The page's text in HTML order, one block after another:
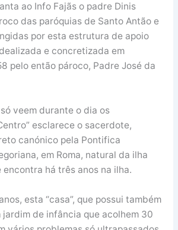
ao Info Fajãs o padre Dinis
das paróquias de Santo Antão e
por esta estrutura de apoio
e concretizada em
pelo então pároco, Padre José da
veem durante o dia os
esclarece o sacerdote,
canónico pela Pontifica
em Roma, natural da ilha
encontra há três anos na ilha.
esta “casa”, que possui também
jardim de infância que acolhem 30